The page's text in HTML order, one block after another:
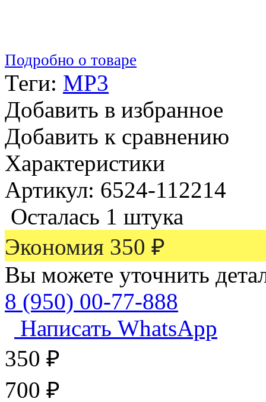
Подробно о товаре
Теги: MP3
Добавить в избранное
Добавить к сравнению
Характеристики
Артикул: 6524-112214
Осталась 1 штука
Экономия 350 ₽
Вы можете уточнить
8 (950) 00-77-888
Написать WhatsApp
350 ₽
700 ₽